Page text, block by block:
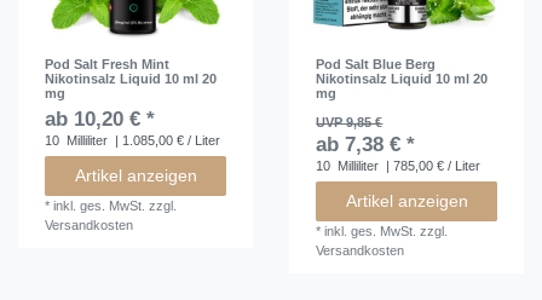
Pod Salt Fresh Mint
Nikotinsalz Liquid 10 ml 20
mg
ab 10,20 € *
10 Milliliter | 1.085,00 € / Liter
Artikel anzeigen
*inkl. ges. MwSt. zzgl.
Versandkosten
Pod Salt Blue Berg
Nikotinsalz Liquid 10 ml 20
mg
UVP 9,85 €
ab 7,38 € *
10 Milliliter | 785,00 € / Liter
Artikel anzeigen
*inkl. ges. MwSt. zzgl.
Versandkosten